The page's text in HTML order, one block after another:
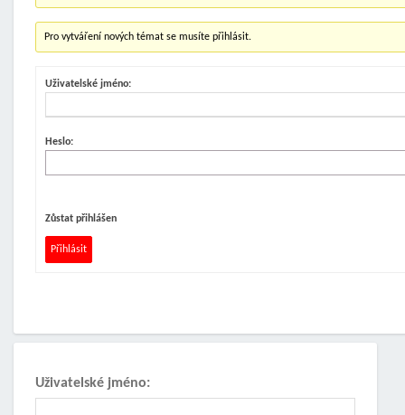
Pro vytváření nových témat se musíte přihlásit.
Uživatelské jméno:
Heslo:
Zůstat přihlášen
Přihlásit
Uživatelské jméno: